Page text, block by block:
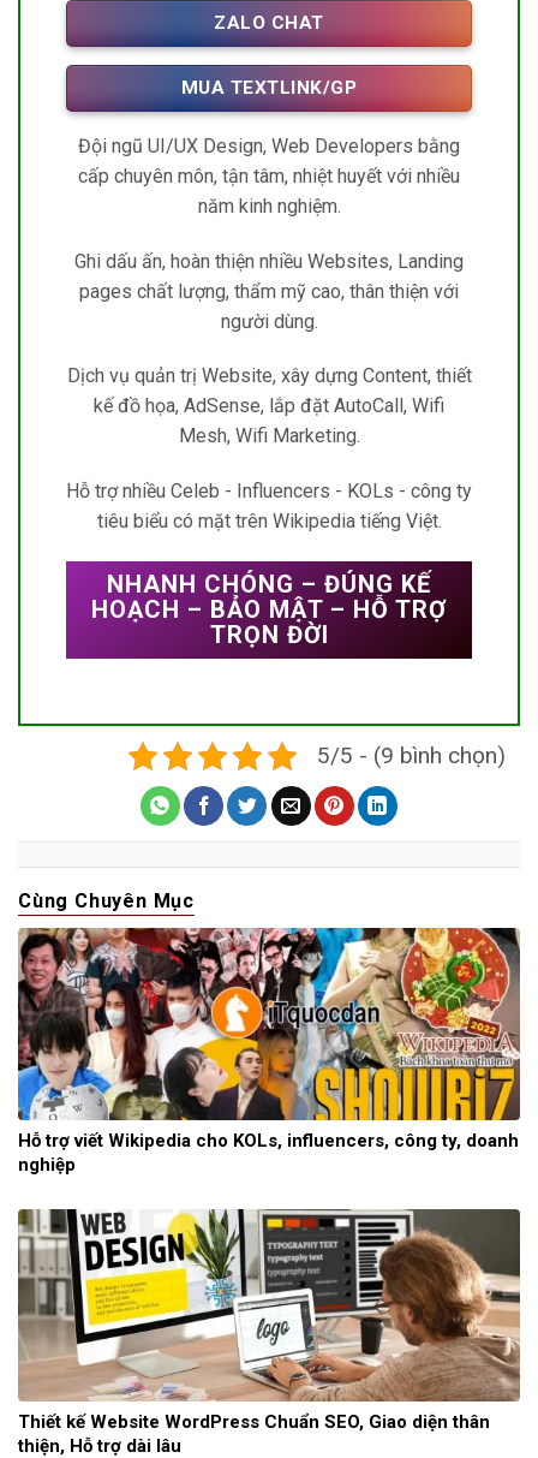
ZALO CHAT
MUA TEXTLINK/GP
Đội ngũ UI/UX Design, Web Developers bằng
cấp chuyên môn, tận tâm, nhiệt huyết với nhiều
năm kinh nghiệm.
Ghi dấu ấn, hoàn thiện nhiều Websites, Landing
pages chất lượng, thẩm mỹ cao, thân thiện với
người dùng.
Dịch vụ quản trị Website, xây dựng Content, thiết
kế đồ họa, AdSense, lắp đặt AutoCall, Wifi
Mesh, Wifi Marketing.
Hỗ trợ nhiều Celeb - Influencers - KOLs - công ty
tiêu biểu có mặt trên Wikipedia tiếng Việt.
NHANH CHÓNG – ĐÚNG KẾ
HOẠCH – BẢO MẬT – HỖ TRỢ
TRỌN ĐỜI
5/5 - (9 bình chọn)
Cùng Chuyên Mục
Hỗ trợ viết Wikipedia cho KOLs, influencers, công ty, doanh
nghiệp
Thiết kế Website WordPress Chuẩn SEO, Giao diện thân
thiện, Hỗ trợ dài lâu